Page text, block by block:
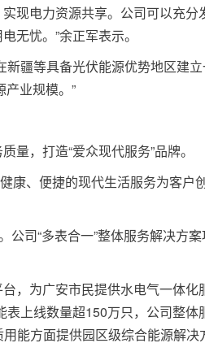
现电力资源共享。公司可以充分
无忧。”余正军表示。
疆等具备光伏能源优势地区建
业规模。”
，打造“爱众现代服务”品牌。
、便捷的现代生活服务为客户
司“多表合一”整体服务解决方
为广安市民提供水电气一体化
表上线数量超150万只，公司整体
能方面提供园区级综合能源解决